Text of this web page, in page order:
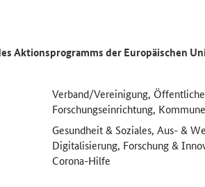
Aktionsprogramms der Europäischen
Verband/Vereinigung,
Forschungseinrichtung,
Gesundheit & Soziales, Aus- &
Digitalisierung, Forschung &
Corona-Hilfe